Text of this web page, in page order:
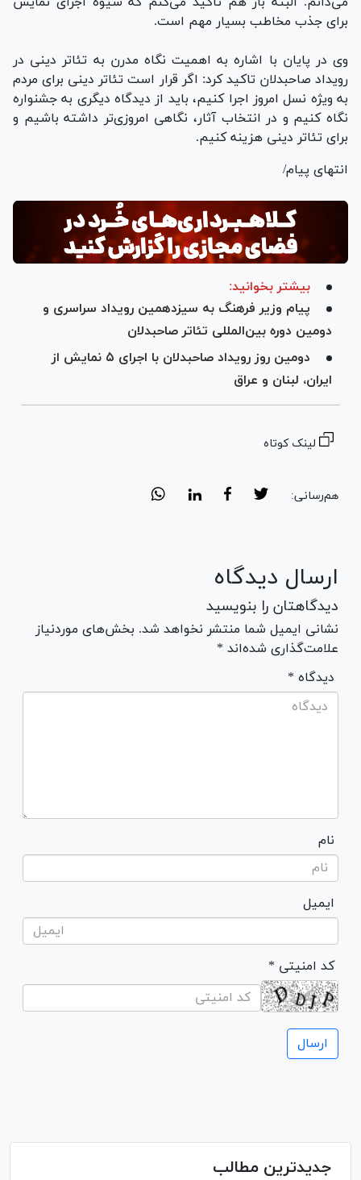
برای جذب مخاطب بسیار مهم است.
وی در پایان با اشاره به اهمیت نگاه مدرن به تئاتر دینی در
رویداد صاحبدلان تاکید کرد: اگر قرار است تئاتر دینی برای مردم
به ویژه نسل امروز اجرا کنیم، باید از دیدگاه دیگری به جشنواره
نگاه کنیم و در انتخاب آثار، نگاهی امروزی‌تر داشته باشیم و
برای تئاتر دینی هزینه کنیم.
انتهای پیام/
بیشتر بخوانید:
پیام وزیر فرهنگ به سیزدهمین رویداد سراسری و
دومین دوره بین‌المللی تئاتر صاحبدلان
دومین روز رویداد صاحبدلان با اجرای ۵ نمایش از
ایران، لبنان و عراق
لینک کوتاه
هم‌رسانی:
ارسال دیدگاه
دیدگاهتان را بنویسید
نشانی ایمیل شما منتشر نخواهد شد. بخش‌های موردنیاز
علامت‌گذاری شده‌اند *
* دیدگاه
نام
ایمیل
* کد امنیتی
جدیدترین مطالب